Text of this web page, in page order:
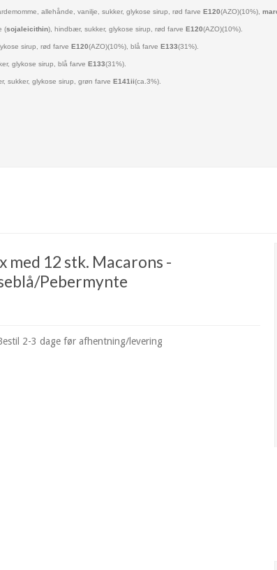
allehånde, vanilje, sukker, glykose sirup, rød farve E120(AZO)(10%),
(sojaleicithin), hindbær, sukker, glykose sirup, rød farve E120(AZO)(10%).
sirup, rød farve E120(AZO)(10%), blå farve E133(31%).
glykose sirup, blå farve E133(31%).
sukker, glykose sirup, grøn farve E141ii(ca.3%).
med 12 stk. Macarons -
Pebermynte
2-3 dage før afhentning/levering